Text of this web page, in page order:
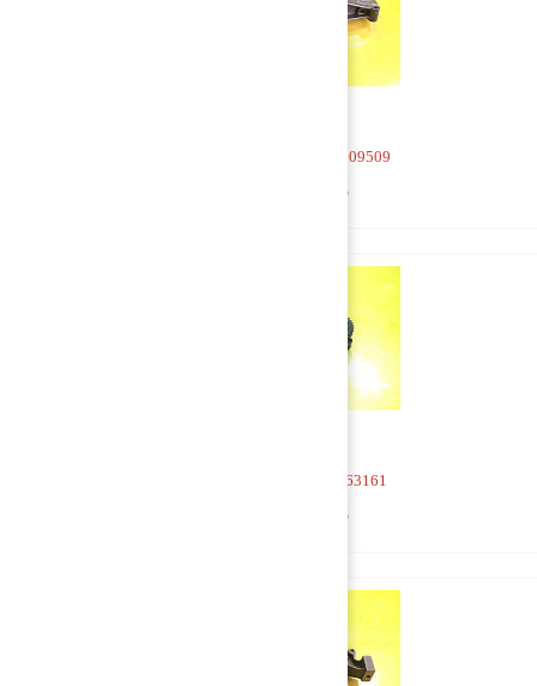
Насос масляный 2209509
4 000 руб
Насос масляный 263161
2 500 руб